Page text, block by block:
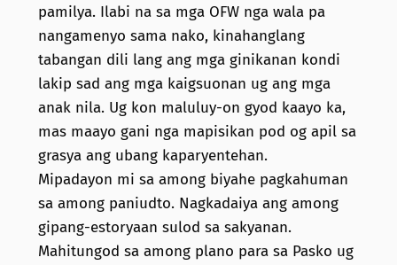
pamilya. Ilabi na sa mga OFW nga wala pa
nangamenyo sama nako, kinahanglang
tabangan dili lang ang mga ginikanan kondi
lakip sad ang mga kaigsuonan ug ang mga
anak nila. Ug kon maluluy-on gyod kaayo ka,
mas maayo gani nga mapisikan pod og apil sa
grasya ang ubang kaparyentehan.
Mipadayon mi sa among biyahe pagkahuman
sa among paniudto. Nagkadaiya ang among
gipang-estoryaan sulod sa sakyanan.
Mahitungod sa among plano para sa Pasko ug